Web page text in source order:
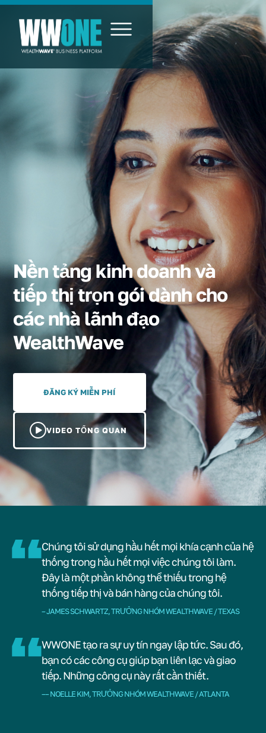
Nền tảng kinh doanh và
tiếp thị trọn gói dành cho
các nhà lãnh đạo
WealthWave
ĐĂNG KÝ MIỄN PHÍ
VIDEO TỔNG QUAN
Chúng tôi sử dụng hầu hết mọi khía cạnh của hệ
thống trong hầu hết mọi việc chúng tôi làm.
Đây là một phần không thể thiếu trong hệ
thống tiếp thị và bán hàng của chúng tôi.
– JAMES SCHWARTZ, TRƯỞNG NHÓM WEALTHWAVE / TEXAS
WWONE tạo ra sự uy tín ngay lập tức. Sau đó,
bạn có các công cụ giúp bạn liên lạc và giao
tiếp. Những công cụ này rất cần thiết.
–– NOELLE KIM, TRƯỞNG NHÓM WEALTHWAVE / ATLANTA